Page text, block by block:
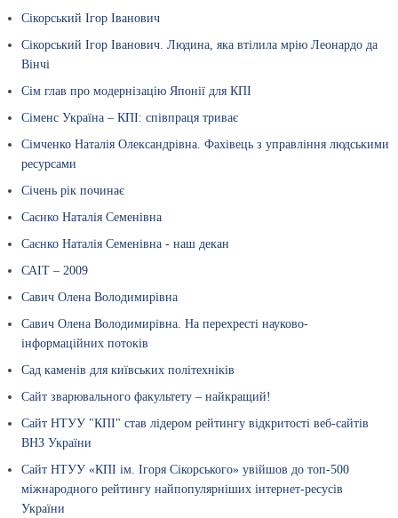
Сікорський Ігор Іванович
Сікорський Ігор Іванович. Людина, яка втілила мрію Леонардо да
Вінчі
Сім глав про модернізацію Японії для КПІ
Сіменс Україна – КПІ: співпраця триває
Сімченко Наталія Олександрівна. Фахівець з управління людськими
ресурсами
Січень рік починає
Саєнко Наталія Семенівна
Саєнко Наталія Семенівна - наш декан
САІТ – 2009
Савич Олена Володимирівна
Савич Олена Володимирівна. На перехресті науково-
інформаційних потоків
Сад каменів для київських політехніків
Сайт зварювального факультету – найкращий!
Сайт НТУУ "КПІ" став лідером рейтингу відкритості веб-сайтів
ВНЗ України
Сайт НТУУ «КПІ ім. Ігоря Сікорського» увійшов до топ-500
міжнародного рейтингу найпопулярніших інтернет-ресусів
України